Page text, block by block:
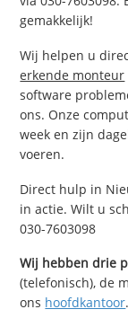
gemakkelijk!
Wij helpen u
erkende monteur
software
ons. Onze
week en zijn
voeren.
Direct hulp in
in actie. Wilt u
030-7603098
Wij hebben drie
(telefonisch), de
ons hoofdkantoor.